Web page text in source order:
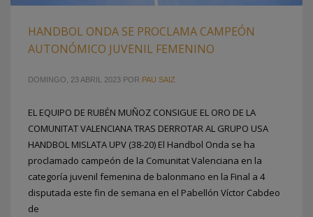
HANDBOL ONDA SE PROCLAMA CAMPEÓN
AUTONÓMICO JUVENIL FEMENINO
DOMINGO, 23 ABRIL 2023 POR PAU SAIZ
EL EQUIPO DE RUBÉN MUÑOZ CONSIGUE EL ORO DE LA
COMUNITAT VALENCIANA TRAS DERROTAR AL GRUPO USA
HANDBOL MISLATA UPV (38-20) El Handbol Onda se ha
proclamado campeón de la Comunitat Valenciana en la
categoría juvenil femenina de balonmano en la Final a 4
disputada este fin de semana en el Pabellón Víctor Cabdeo
de